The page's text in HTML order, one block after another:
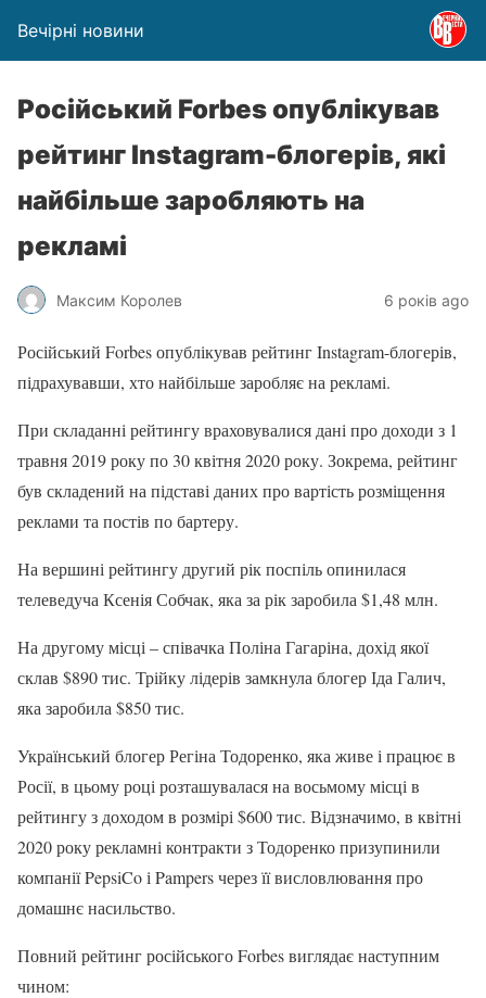
Вечірні новини
Російський Forbes опублікував
рейтинг Instagram-блогерів, які
найбільше заробляють на
рекламі
Максим Королев 6 років ago
Російський Forbes опублікував рейтинг Instagram-блогерів,
підрахувавши, хто найбільше заробляє на рекламі.
При складанні рейтингу враховувалися дані про доходи з 1
травня 2019 року по 30 квітня 2020 року. Зокрема, рейтинг
був складений на підставі даних про вартість розміщення
реклами та постів по бартеру.
На вершині рейтингу другий рік поспіль опинилася
телеведуча Ксенія Собчак, яка за рік заробила $1,48 млн.
На другому місці – співачка Поліна Гагаріна, дохід якої
склав $890 тис. Трійку лідерів замкнула блогер Іда Галич,
яка заробила $850 тис.
Український блогер Регіна Тодоренко, яка живе і працює в
Росії, в цьому році розташувалася на восьмому місці в
рейтингу з доходом в розмірі $600 тис. Відзначимо, в квітні
2020 року рекламні контракти з Тодоренко призупинили
компанії PepsiCo і Pampers через її висловлювання про
домашнє насильство.
Повний рейтинг російського Forbes виглядає наступним
чином: